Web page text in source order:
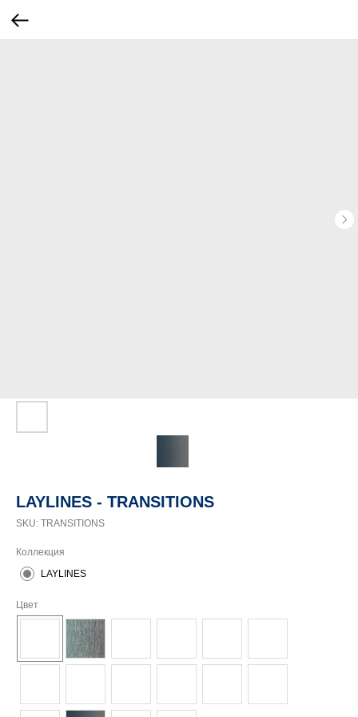
LAYLINES - TRANSITIONS
SKU: TRANSITIONS
Коллекция
LAYLINES
Цвет